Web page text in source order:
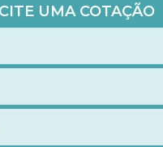
UMA COTAÇÃO